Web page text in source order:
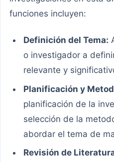
funciones incluyen:
Definición del Tema:
o investigador a
relevante y
Planificación y
planificación de la
selección de la
abordar el tema de
Revisión de